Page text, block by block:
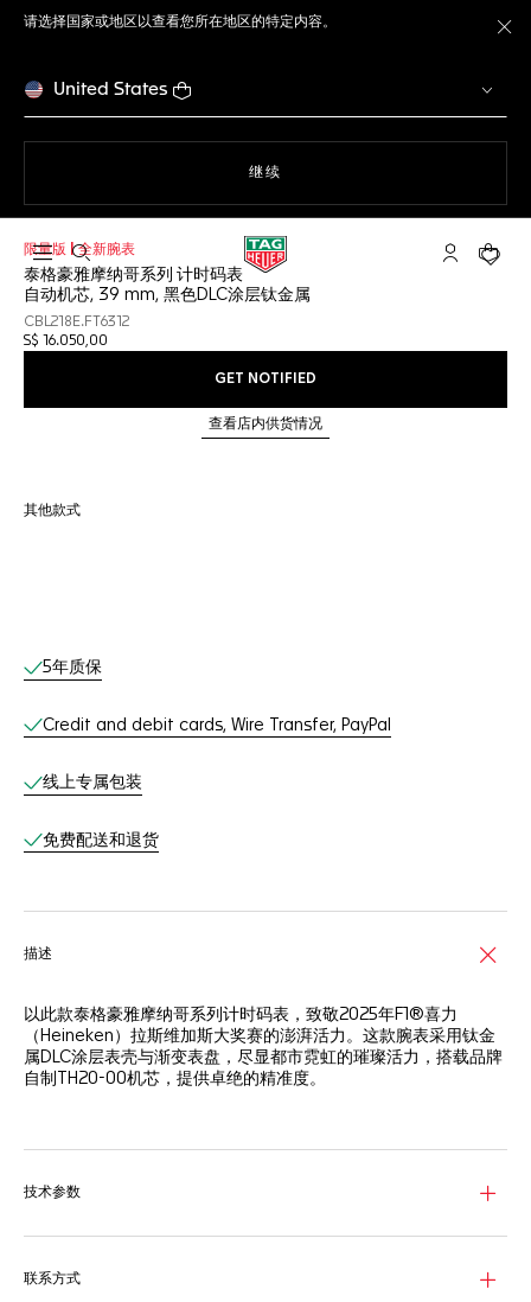
请选择国家或地区以查看您所在地区的特定内容。
United States
继续
打开搜索 My TAG您的
限量版 | 全新腕表
泰格豪雅摩纳哥系列 计时码表
自动机芯, 39 mm, 黑色DLC涂层钛金属
CBL218E.FT6312
S$ 16.050,00
GET NOTIFIED
查看店内供货情况
其他款式
线上服务
5年质保
Credit and debit cards, Wire Transfer, PayPal
线上专属包装
免费配送和退货
描述
以此款泰格豪雅摩纳哥系列计时码表，致敬2025年F1®喜力
（Heineken）拉斯维加斯大奖赛的澎湃活力。这款腕表采用钛金
属DLC涂层表壳与渐变表盘，尽显都市霓虹的璀璨活力，搭载品牌
自制TH20-00机芯，提供卓绝的精准度。
黑色压纹小牛皮与橡胶拼接表带，将鲜明设计与持久耐用性巧妙融
技术参数
联系方式